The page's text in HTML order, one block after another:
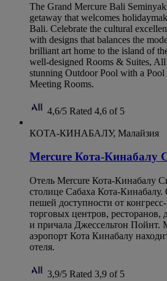
The Grand Mercure Bali
getaway that welcomes
Bali. Celebrate the cultural
with designs that balances the
brilliant art home to the island of
well-designed Rooms & Suites,
stunning Outdoor Pool with a
Meeting Rooms.
4,6/5 Rated 4,6 of 5
КОТА-КИНАБАЛУ, Малайзия
Mercure Кота-Кинабалу
Отель Mercure Кота-Кинабалу
столице Сабаха Кота-
пешей доступности от
торговых центров, ресторанов,
и причала Джессельтон
аэропорт Кота Кинабалу
отеля.
3,9/5 Rated 3,9 of 5